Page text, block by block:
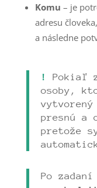
Komu – je
adresu
a následne
!
Pokiaľ
osoby,
presnú a
pretože
Po